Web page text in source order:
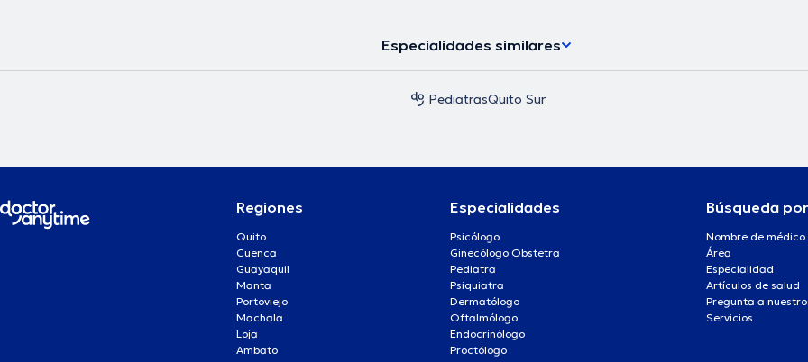
Especialidades similares
PediatrasQuito Sur
Regiones
Quito
Cuenca
Guayaquil
Manta
Portoviejo
Machala
Loja
Ambato
Especialidades
Psicólogo
Ginecólogo Obstetra
Pediatra
Psiquiatra
Dermatólogo
Oftalmólogo
Endocrinólogo
Proctólogo
Búsqueda por
Nombre de médico
Área
Especialidad
Artículos de salud
Pregunta a
Servicios